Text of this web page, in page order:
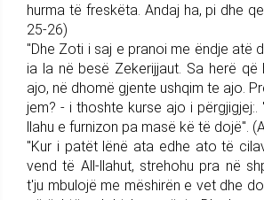
hurma të freskëta. Andaj ha, pi dhe
25-26)
"Dhe Zoti i saj e pranoi me ëndje atë
ia la në besë Zekerijjaut. Sa herë që
ajo, në dhomë gjente ushqim te ajo.
jem? - i thoshte kurse ajo i përgjigjej:.
llahu e furnizon pa masë kë të dojë".
"Kur i patët lënë ata edhe ato të
vend të All-llahut, strehohu pra në
t'ju mbulojë me mëshirën e vet dhe